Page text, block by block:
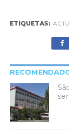
ETIQUETAS: